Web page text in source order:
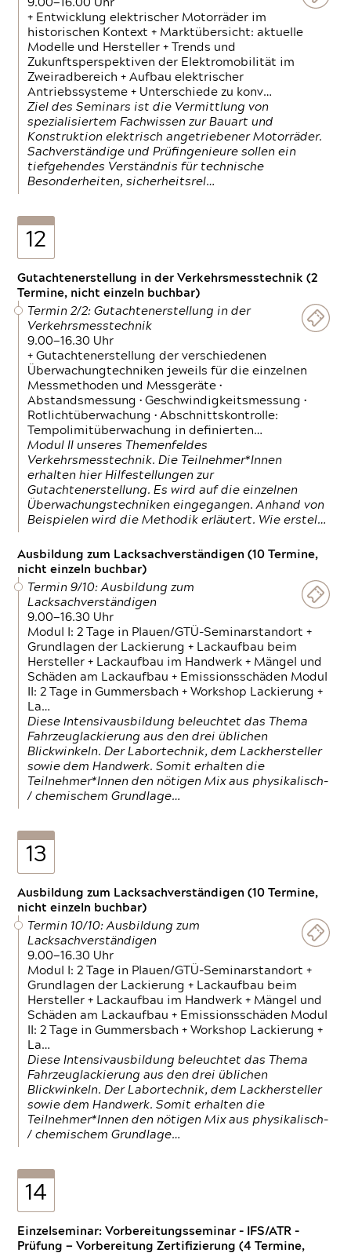
9.00—16.00 Uhr
+ Entwicklung elektrischer Motorräder im
historischen Kontext + Marktübersicht: aktuelle
Modelle und Hersteller + Trends und
Zukunftsperspektiven der Elektromobilität im
Zweiradbereich + Aufbau elektrischer
Antriebssysteme + Unterschiede zu konv…
Ziel des Seminars ist die Vermittlung von
spezialisiertem Fachwissen zur Bauart und
Konstruktion elektrisch angetriebener Motorräder.
Sachverständige und Prüfingenieure sollen ein
tiefgehendes Verständnis für technische
Besonderheiten, sicherheitsrel…
12
Gutachtenerstellung in der Verkehrsmesstechnik (2
Termine, nicht einzeln buchbar)
Termin 2/2: Gutachtenerstellung in der
Verkehrsmesstechnik
9.00—16.30 Uhr
+ Gutachtenerstellung der verschiedenen
Überwachungtechniken jeweils für die einzelnen
Messmethoden und Messgeräte •
Abstandsmessung • Geschwindigkeitsmessung •
Rotlichtüberwachung • Abschnittskontrolle:
Tempolimitüberwachung in definierten…
Modul II unseres Themenfeldes
Verkehrsmesstechnik. Die Teilnehmer*Innen
erhalten hier Hilfestellungen zur
Gutachtenerstellung. Es wird auf die einzelnen
Überwachungstechniken eingegangen. Anhand von
Beispielen wird die Methodik erläutert. Wie erstel…
Ausbildung zum Lacksachverständigen (10 Termine,
nicht einzeln buchbar)
Termin 9/10: Ausbildung zum
Lacksachverständigen
9.00—16.30 Uhr
Modul I: 2 Tage in Plauen/GTÜ-Seminarstandort +
Grundlagen der Lackierung + Lackaufbau beim
Hersteller + Lackaufbau im Handwerk + Mängel und
Schäden am Lackaufbau + Emissionsschäden Modul
II: 2 Tage in Gummersbach + Workshop Lackierung +
La…
Diese Intensivausbildung beleuchtet das Thema
Fahrzeuglackierung aus den drei üblichen
Blickwinkeln. Der Labortechnik, dem Lackhersteller
sowie dem Handwerk. Somit erhalten die
Teilnehmer*Innen den nötigen Mix aus physikalisch-
/ chemischem Grundlage…
13
Ausbildung zum Lacksachverständigen (10 Termine,
nicht einzeln buchbar)
Termin 10/10: Ausbildung zum
Lacksachverständigen
9.00—16.30 Uhr
Modul I: 2 Tage in Plauen/GTÜ-Seminarstandort +
Grundlagen der Lackierung + Lackaufbau beim
Hersteller + Lackaufbau im Handwerk + Mängel und
Schäden am Lackaufbau + Emissionsschäden Modul
II: 2 Tage in Gummersbach + Workshop Lackierung +
La…
Diese Intensivausbildung beleuchtet das Thema
Fahrzeuglackierung aus den drei üblichen
Blickwinkeln. Der Labortechnik, dem Lackhersteller
sowie dem Handwerk. Somit erhalten die
Teilnehmer*Innen den nötigen Mix aus physikalisch-
/ chemischem Grundlage…
14
Einzelseminar: Vorbereitungsseminar - IFS/ATR -
Prüfung — Vorbereitung Zertifizierung (4 Termine,